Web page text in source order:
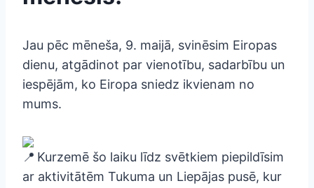
Jau pēc mēneša, 9. maijā, svinēsim Eiropas
dienu, atgādinot par vienotību, sadarbību un
iespējām, ko Eiropa sniedz ikvienam no
mums.
Kurzemē šo laiku līdz svētkiem piepildīsim
ar aktivitātēm Tukuma un Liepājas pusē, kur